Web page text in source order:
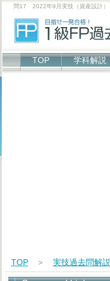
問17 2022年9月実技（資産設計）
TOP 学科解説
TOP＞ 実技過去問解説